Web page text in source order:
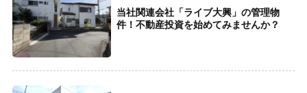
当社関連会社「ライブ大興」の管理物
件！不動産投資を始めてみませんか？